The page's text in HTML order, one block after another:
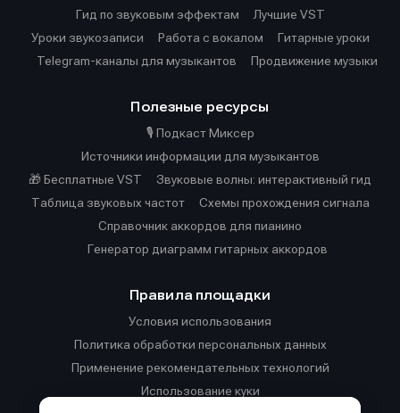
Гид по звуковым эффектам
Лучшие VST
Уроки звукозаписи
Работа с вокалом
Гитарные уроки
Telegram-каналы для музыкантов
Продвижение музыки
Полезные ресурсы
🎙️ Подкаст Миксер
Источники информации для музыкантов
🎁 Бесплатные VST
Звуковые волны: интерактивный гид
Таблица звуковых частот
Cхемы прохождения сигнала
Справочник аккордов для пианино
Генератор диаграмм гитарных аккордов
Правила площадки
Условия использования
Политика обработки персональных данных
Применение рекомендательных технологий
Использование куки